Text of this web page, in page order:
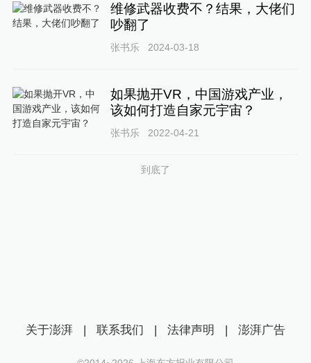
维修武器收费不？结果，大佬们
吵翻了
张书乐 2024-03-18
如果抛开VR，中国游戏产业，
该如何打造自家元宇宙？
张书乐 2022-04-21
到底了
关于澎湃 | 联系我们 | 法律声明 | 澎湃广告